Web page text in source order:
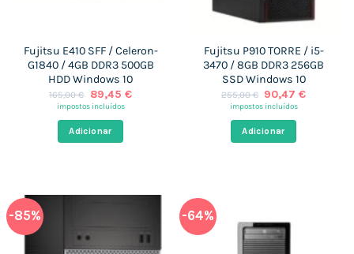
Fujitsu E410 SFF / Celeron-
G1840 / 4GB DDR3 500GB
HDD Windows 10
165,00€
O
preço
era:
165,00 €.
89,45 €O
impostos incluídos
Adicionar
Fujitsu P910 TORRE / i5-
3470 / 8GB DDR3 256GB
SSD Windows 10
255,00€ O
preço
era:
255,00 €.
90,47€O
impostos incluídos
Adicionar
-85% -64%